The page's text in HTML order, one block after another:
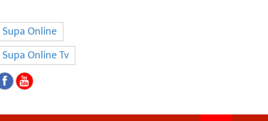
Supa Online
Supa Online Tv